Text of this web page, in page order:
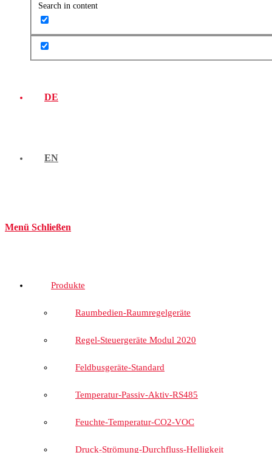
Search in content
DE
EN
Menü Schließen
Produkte
Raumbedien-Raumregelgeräte
Regel-Steuergeräte Modul 2020
Feldbusgeräte-Standard
Temperatur-Passiv-Aktiv-RS485
Feuchte-Temperatur-CO2-VOC
Druck-Strömung-Durchfluss-Helligkeit